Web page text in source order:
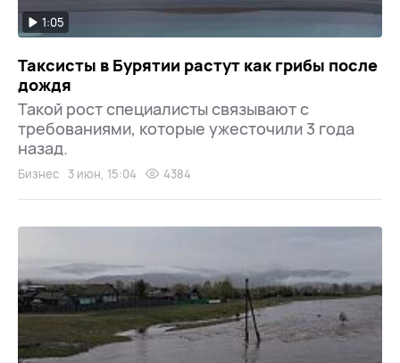
1:05
Таксисты в Бурятии растут как грибы после
дождя
Такой рост специалисты связывают с
требованиями, которые ужесточили 3 года
назад.
Бизнес 3 июн, 15:04 4384